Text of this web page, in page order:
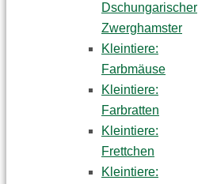
Dschungarischer
Zwerghamster
Kleintiere:
Farbmäuse
Kleintiere:
Farbratten
Kleintiere:
Frettchen
Kleintiere: